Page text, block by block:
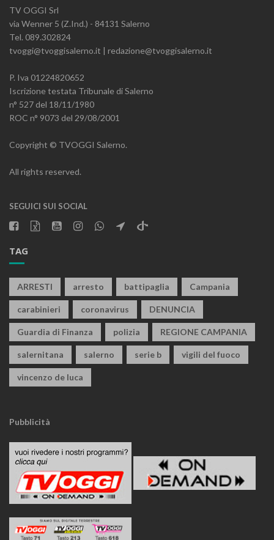
TV OGGI Srl
via Wenner 5 (Z.Ind.) - 84131 Salerno
Tel. 089.302824
tvoggi@tvoggisalerno.it | redazione@tvoggisalerno.it
P. Iva 01224820652
Iscrizione testata Tribunale di Salerno
n° 527 del 18/11/1980
ROC n° 9073 del 29/08/2001
Copyright © TVOGGI Salerno.
All rights reserved.
SEGUICI SUI SOCIAL
TAG
ARRESTI arresto battipaglia Campania
carabinieri coronavirus DENUNCIA
Guardia di Finanza polizia REGIONE CAMPANIA
salernitana salerno serie b vigili del fuoco
vincenzo de luca
Pubblicità